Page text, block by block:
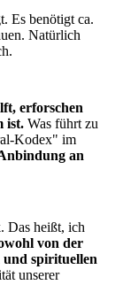
Es benötigt ca.
Natürlich
erforschen
ist.Was führt zu
Kodex" im
an
Das heißt, ich
von der
und spirituellen
unserer